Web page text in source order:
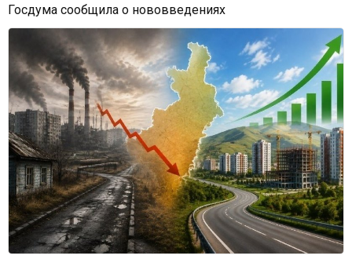
Госдума сообщила о нововведениях